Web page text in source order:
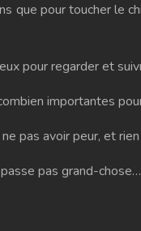
pour toucher le
pour regarder et
importantes
pas avoir peur, et
pas grand-chose…